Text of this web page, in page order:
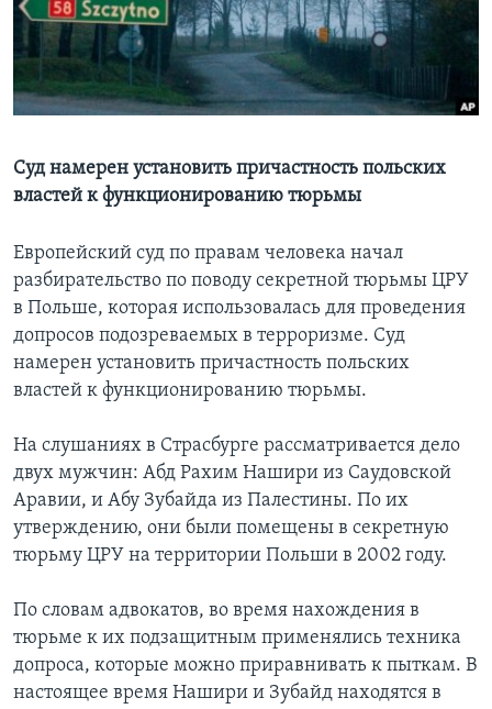
Learning English
СОЦИАЛЬНЫЕ СЕТИ
Языки
Суд намерен установить причастность польских
властей к функционированию тюрьмы
Европейский суд по правам человека начал
разбирательство по поводу секретной тюрьмы ЦРУ
в Польше, которая использовалась для проведения
допросов подозреваемых в терроризме. Суд
намерен установить причастность польских
властей к функционированию тюрьмы.
На слушаниях в Страсбурге рассматривается дело
двух мужчин: Абд Рахим Нашири из Саудовской
Аравии, и Абу Зубайда из Палестины. По их
утверждению, они были помещены в секретную
тюрьму ЦРУ на территории Польши в 2002 году.
По словам адвокатов, во время нахождения в
тюрьме к их подзащитным применялись техника
допроса, которые можно приравнивать к пыткам. В
настоящее время Нашири и Зубайд находятся в